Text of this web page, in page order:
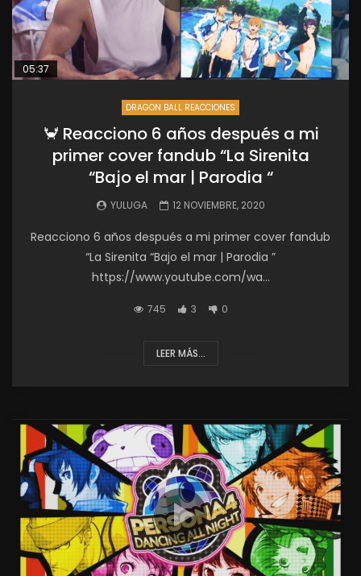
05:37
DRAGON BALL REACCIONES
🦀 Reacciono 6 años después a mi
primer cover fandub “La Sirenita
“Bajo el mar | Parodia “
YULUGA 12 NOVIEMBRE, 2020
Reacciono 6 años después a mi primer cover fandub
“La Sirenita “Bajo el mar | Parodia ”
https://www.youtube.com/wa...
745 3 0
LEER MÁS...